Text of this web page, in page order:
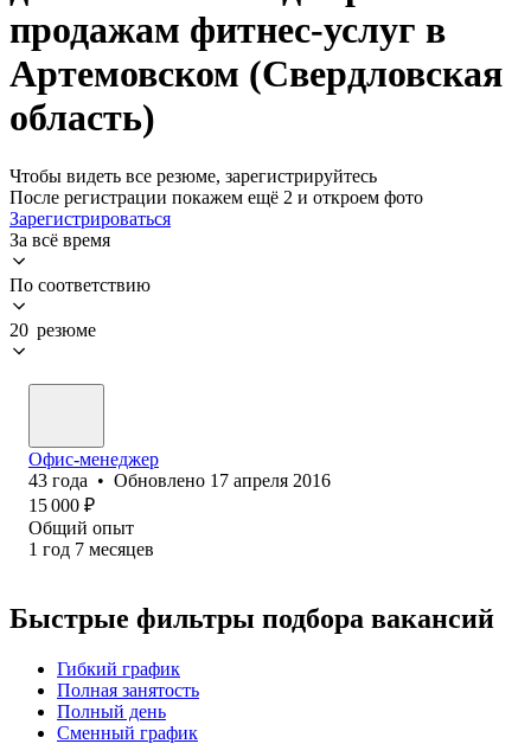
продажам фитнес-услуг в
Артемовском (Свердловская
область)
Чтобы видеть все резюме, зарегистрируйтесь
После регистрации покажем ещё 2 и откроем фото
Зарегистрироваться
За всё время
По соответствию
20 резюме
Офис-менеджер
43 года • Обновлено 17 апреля 2016
15 000 ₽
Общий опыт
1 год 7 месяцев
Быстрые фильтры подбора вакансий
Гибкий график
Полная занятость
Полный день
Сменный график